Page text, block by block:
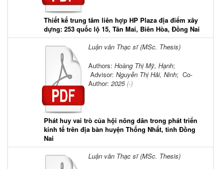
Thiết kế trung tâm liên hợp HP Plaza địa điểm xây
dựng: 253 quốc lộ 15, Tân Mai, Biên Hòa, Đồng Nai
Luận văn Thạc sĩ (MSc. Thesis)
Phát huy vai trò của hội nông dân trong phát triển
kinh tế trên địa bàn huyện Thống Nhất, tỉnh Đồng
Nai
Authors: Hoàng Thị Mỹ, Hạnh;
Advisor: Nguyễn Thị Hải, Ninh; Co-
Author: 2025(-)
Luận văn Thạc sĩ (MSc. Thesis)